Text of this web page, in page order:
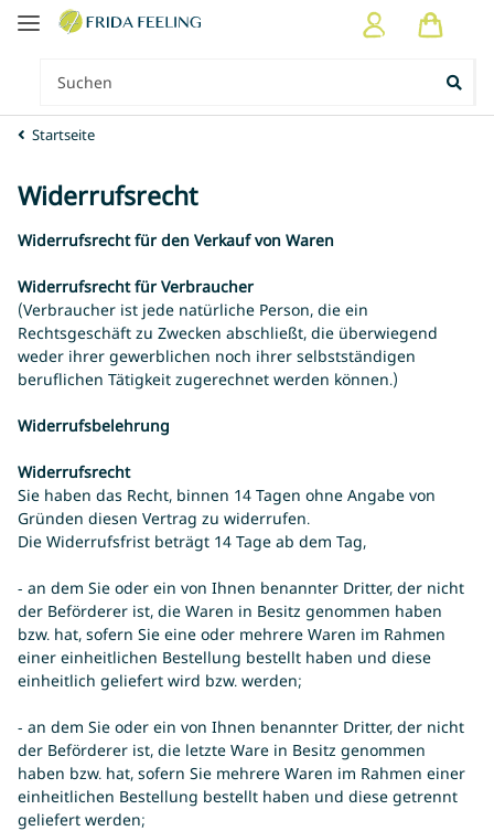
Startseite
Widerrufsrecht
Widerrufsrecht für den Verkauf von Waren
Widerrufsrecht für Verbraucher
(Verbraucher ist jede natürliche Person, die ein
Rechtsgeschäft zu Zwecken abschließt, die überwiegend
weder ihrer gewerblichen noch ihrer selbstständigen
beruflichen Tätigkeit zugerechnet werden können.)
Widerrufsbelehrung
Widerrufsrecht
Sie haben das Recht, binnen 14 Tagen ohne Angabe von
Gründen diesen Vertrag zu widerrufen.
Die Widerrufsfrist beträgt 14 Tage ab dem Tag,
- an dem Sie oder ein von Ihnen benannter Dritter, der nicht
der Beförderer ist, die Waren in Besitz genommen haben
bzw. hat, sofern Sie eine oder mehrere Waren im Rahmen
einer einheitlichen Bestellung bestellt haben und diese
einheitlich geliefert wird bzw. werden;
- an dem Sie oder ein von Ihnen benannter Dritter, der nicht
der Beförderer ist, die letzte Ware in Besitz genommen
haben bzw. hat, sofern Sie mehrere Waren im Rahmen einer
einheitlichen Bestellung bestellt haben und diese getrennt
geliefert werden;